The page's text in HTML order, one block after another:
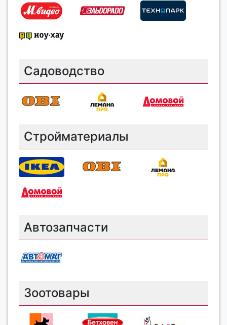
Садоводство
Стройматериалы
Автозапчасти
Зоотовары